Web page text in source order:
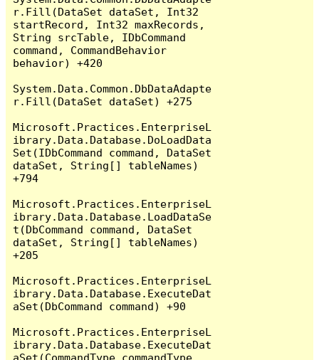
r.Fill(DataSet dataSet, Int32
startRecord, Int32 maxRecords,
String srcTable, IDbCommand
command, CommandBehavior
behavior) +420
System.Data.Common.DbDataAdapte
r.Fill(DataSet dataSet) +275
Microsoft.Practices.EnterpriseL
ibrary.Data.Database.DoLoadData
Set(IDbCommand command, DataSet
dataSet, String[] tableNames)
+794
Microsoft.Practices.EnterpriseL
ibrary.Data.Database.LoadDataSe
t(DbCommand command, DataSet
dataSet, String[] tableNames)
+205
Microsoft.Practices.EnterpriseL
ibrary.Data.Database.ExecuteDat
aSet(DbCommand command) +90
Microsoft.Practices.EnterpriseL
ibrary.Data.Database.ExecuteDat
aSet(CommandType commandType,